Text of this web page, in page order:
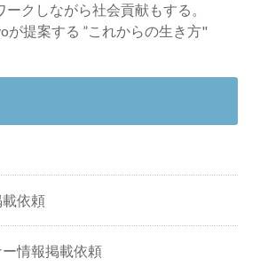
ークしながら社会貢献もする。
が提案する ”これからの生き方"
依頼
情報掲載依頼